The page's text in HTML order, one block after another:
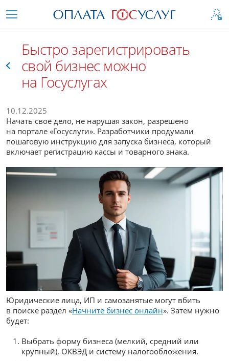
Быстро зарегистрировать
свой бизнес можно
на Госуслугах
10.12.2025
Начать своё дело, не нарушая закон, разрешено
на портале «Госуслуги». Разработчики продумали
пошаговую инструкцию для запуска бизнеса, который
включает регистрацию кассы и товарного знака.
Юридические лица, ИП и самозанятые могут вбить
в поиске раздел «Начните бизнес онлайн». Затем нужно
будет:
Выбрать форму бизнеса (мелкий, средний или
крупный), ОКВЭД и систему налогообложения.